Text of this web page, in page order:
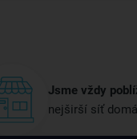
Jsme vždy
nejširší síť